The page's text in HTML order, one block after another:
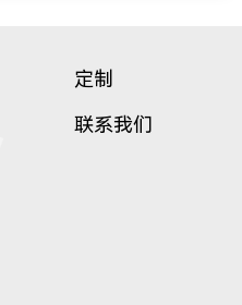
定制
联系我们